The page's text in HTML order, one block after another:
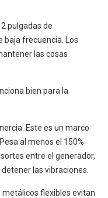
pulgadas de
baja frecuencia. Los
las cosas
bien para la
Este es un marco
al menos el 150%
entre el generador,
las vibraciones.
flexibles evitan